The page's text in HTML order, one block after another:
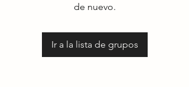
de nuevo.
Ir a la lista de grupos